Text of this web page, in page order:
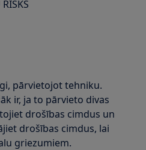
pārvietojot tehniku.
ir, ja to pārvieto divas
drošības cimdus un
drošības cimdus, lai
griezumiem.